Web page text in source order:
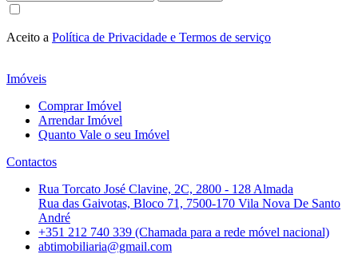
Aceito a Política de Privacidade e Termos de serviço
Imóveis
Comprar Imóvel
Arrendar Imóvel
Quanto Vale o seu Imóvel
Contactos
Rua Torcato José Clavine, 2C, 2800 - 128 Almada
Rua das Gaivotas, Bloco 71, 7500-170 Vila Nova De Santo
André
+351 212 740 339 (Chamada para a rede móvel nacional)
abtimobiliaria@gmail.com